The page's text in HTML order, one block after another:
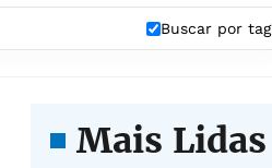
Buscar por tag
Mais Lidas